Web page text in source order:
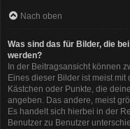
Nach oben
Was sind das für Bilder, die
werden?
In der Beitragsansicht können
Eines dieser Bilder ist meist
Kästchen oder Punkte, die
angeben. Das andere, meist
Es handelt sich hierbei in der
Benutzer zu Benutzer